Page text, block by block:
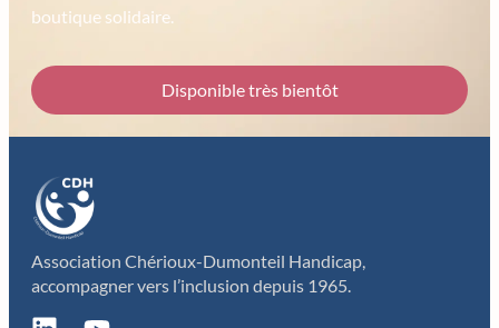
boutique solidaire.
Disponible très bientôt
Association Chérioux-Dumonteil Handicap,
accompagner vers l’inclusion depuis 1965.